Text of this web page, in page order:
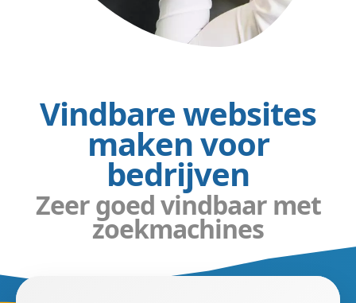
Vindbare websites
maken voor
bedrijven
Zeer goed vindbaar met
zoekmachines